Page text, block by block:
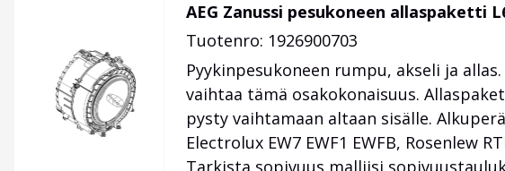
AEG Zanussi pesukoneen allaspaketti
Tuotenro: 1926900703
Pyykinpesukoneen rumpu, akseli ja
vaihtaa tämä osakokonaisuus.
pysty vaihtamaan altaan sisälle.
Electrolux EW7 EWF1 EWFB, Rosenlew
Tarkista sopivuus malliisi